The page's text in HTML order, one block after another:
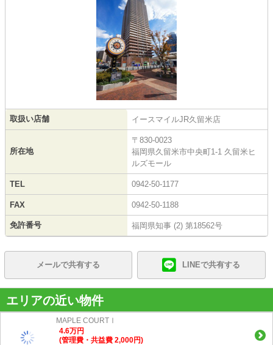
取扱い店舗 イースマイルJR久留米店
所在地
〒830-0023
福岡県久留米市中央町1-1 久留米ヒ
ルズモール
TEL 0942-50-1177
FAX 0942-50-1188
免許番号 福岡県知事 (2) 第18562号
メールで共有する LINEで共有する
エリアの近い物件
MAPLE COURTⅠ
4.6万円
(管理費・共益費 2,000円)